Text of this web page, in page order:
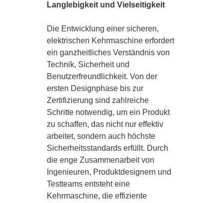
Langlebigkeit und Vielseitigkeit
Die Entwicklung einer sicheren,
elektrischen Kehrmaschine erfordert
ein ganzheitliches Verständnis von
Technik, Sicherheit und
Benutzerfreundlichkeit. Von der
ersten Designphase bis zur
Zertifizierung sind zahlreiche
Schritte notwendig, um ein Produkt
zu schaffen, das nicht nur effektiv
arbeitet, sondern auch höchste
Sicherheitsstandards erfüllt. Durch
die enge Zusammenarbeit von
Ingenieuren, Produktdesignern und
Testteams entsteht eine
Kehrmaschine, die effiziente